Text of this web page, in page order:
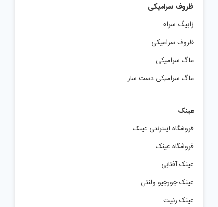
ظروف سرامیکی
زابیگ سرام
ظروف سرامیکی
ماگ سرامیکی
ماگ سرامیکی دست ساز
عینک
فروشگاه اینترنتی عینک
فروشگاه عینک
عینک آفتابی
عینک جورجیو ولنتی
عینک زنیت